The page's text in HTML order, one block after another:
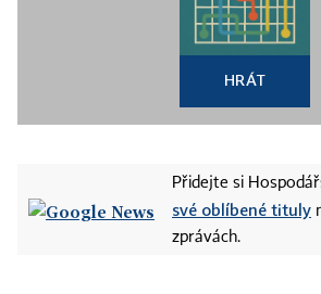
HRÁT
Přidejte si
své oblíbené tituly
zprávách.